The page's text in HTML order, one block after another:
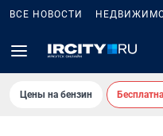
ВСЕ НОВОСТИ
Цены на бензин